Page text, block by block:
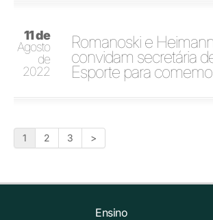
11 de
Agosto
de
2022
Romanoski e
convidam secretária
Esporte para
1 2 3 >
Ensino